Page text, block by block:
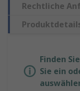
Rechtliche
Finden
Sie ein